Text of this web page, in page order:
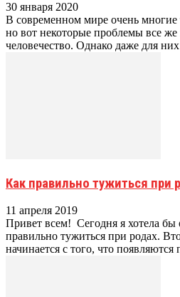
30 января 2020
В современном мире очень многие
но вот некоторые проблемы все же
человечество. Однако даже для
Как правильно тужиться при
11 апреля 2019
Привет всем! Сегодня я хотела бы
правильно тужиться при родах.
начинается с того, что появляются